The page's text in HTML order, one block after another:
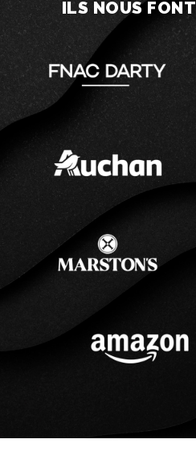
ILS NOUS FONT